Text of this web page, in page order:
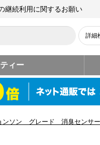
継続利用に関するお願い
詳細
ィー
ンソン グレード 消臭センサ